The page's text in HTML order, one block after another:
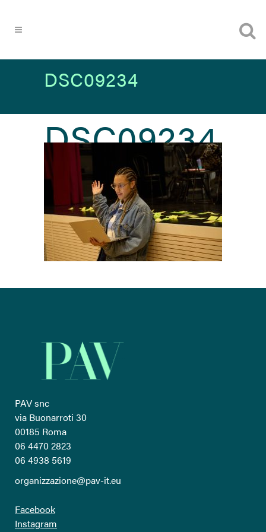
DSC09234
DSC09234
PAV snc
via Buonarroti 30
00185 Roma
06 4470 2823
06 4938 5619
organizzazione@pav-it.eu
Facebook
Instagram